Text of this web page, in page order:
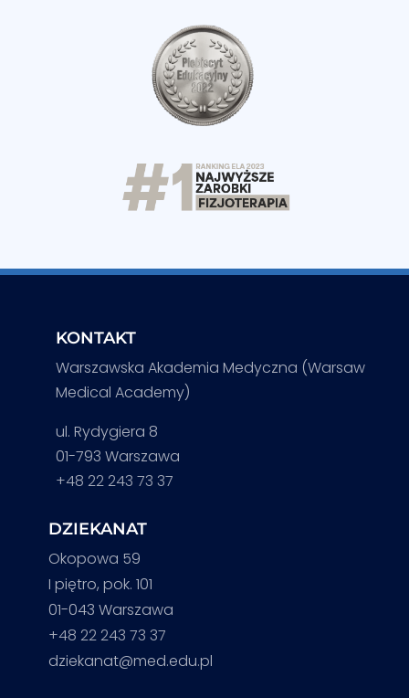
KONTAKT
Warszawska Akademia Medyczna (Warsaw
Medical Academy)
ul. Rydygiera 8
01-793 Warszawa
+48 22 243 73 37
DZIEKANAT
Okopowa 59
I piętro, pok. 101
01-043 Warszawa
+48 22 243 73 37
dziekanat@med.edu.pl